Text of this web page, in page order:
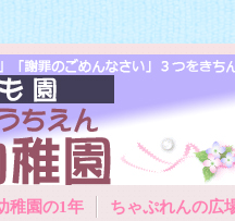
稚園の1年 ちゃぷれんの広